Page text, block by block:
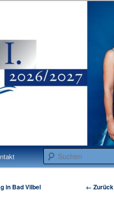
Bilder-
← Zurück
in Bad Vilbel